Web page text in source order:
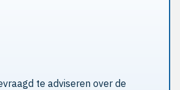
te adviseren over de